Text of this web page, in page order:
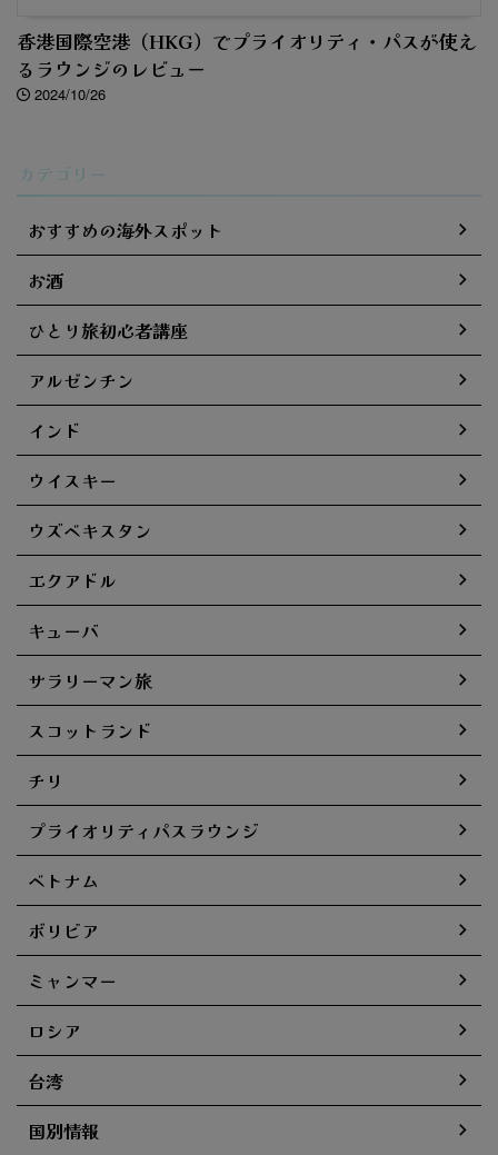
香港国際空港（HKG）でプライオリティ・パスが使え
るラウンジのレビュー
2024/10/26
カテゴリー
おすすめの海外スポット
お酒
ひとり旅初心者講座
アルゼンチン
インド
ウイスキー
ウズベキスタン
エクアドル
キューバ
サラリーマン旅
スコットランド
チリ
プライオリティパスラウンジ
ベトナム
ボリビア
ミャンマー
ロシア
台湾
国別情報